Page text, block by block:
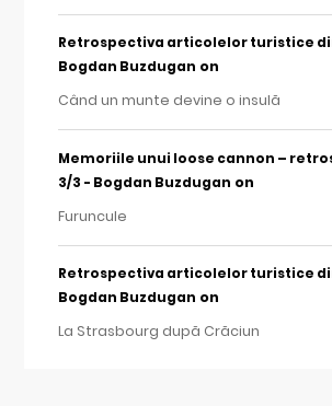
Retrospectiva articolelor turistice
Bogdan Buzdugan on
Când un munte devine o insulă
Memoriile unui loose cannon –
3/3 - Bogdan Buzdugan on
Furuncule
Retrospectiva articolelor turistice
Bogdan Buzdugan on
La Strasbourg după Crăciun